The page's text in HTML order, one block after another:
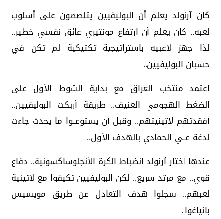
كان آرنولد يعلم أن البوليفيين يتلصصون على أسلوب
لعبه.. كان يعلم أن ارتفاع مونتيري عائق نفسي خطير..
لذا جهز لاعبيه باستراتيجية تكتيكية لم تكن في
حسبان البوليفيين..
اعتمد منتخب العراق مع بداية الشوط الأول على
الضغط الهجومي العنيف.. طريقة أربكت البوليفيين..
أفقدتهم لاتينيتهم.. وقبل أن يستوعبوا ما يحدث جاءت
لدغة علي الحمادي بالهدف الأول..
عندها اختار آرنولد انضباط الكرة الأنجلوساكسونية.. دفاع
قوي.. مع مرتد سريع.. لكن البوليفيين تكيفوا مع لاتينية
لعبهم.. سجلوا هدف التعادل عن طريق مويسيس
بانياغوا..